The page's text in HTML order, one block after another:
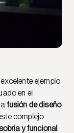
ejemplo
en el
fusión de diseño
complejo
y funcional.